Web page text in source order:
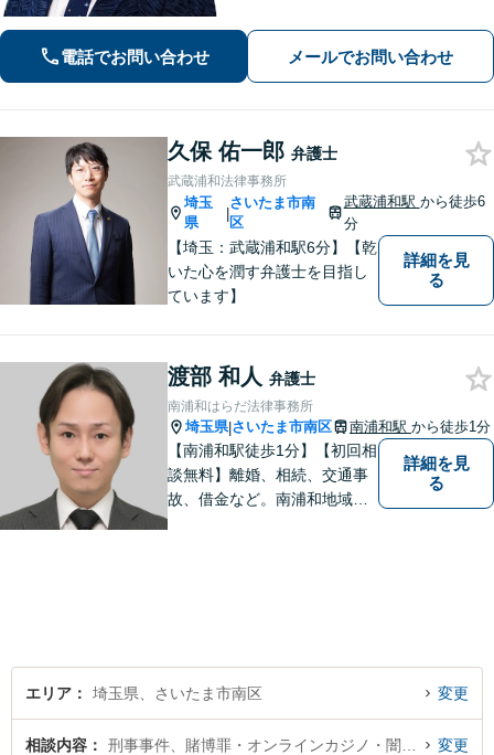
【医療・介護問題】美容整形トラブル
にも迅速に対応【刑事事件】性犯罪に
特化した弁護士。私はあなたの味方で
す。
電話でお問い合わせ メールでお問い合わせ
久保 佑一郎 弁護士
武蔵浦和法律事務所
埼玉
県
|
さいたま市南
区
武蔵浦和駅 から徒歩6
分
【埼玉：武蔵浦和駅6分】【乾
いた心を潤す弁護士を目指し
ています】
詳細を見
る
渡部 和人 弁護士
南浦和はらだ法律事務所
埼玉県|さいたま市南区 南浦和駅 から徒歩1分
【南浦和駅徒歩1分】【初回相
談無料】離婚、相続、交通事
故、借金など。南浦和地域の
詳細を見
る
エリア 埼玉県、さいたま市南区 変更
相談内容 変更